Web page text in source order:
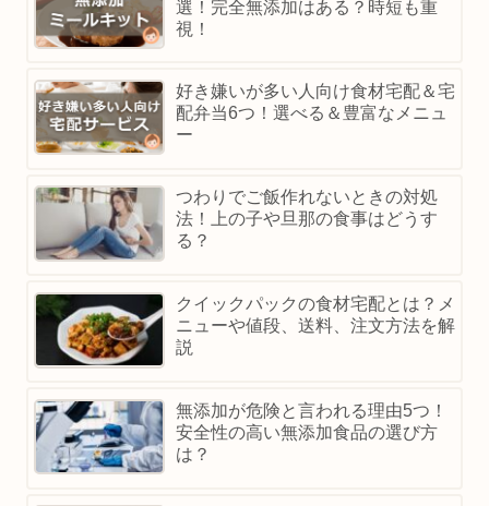
選！完全無添加はある？時短も重
視！
好き嫌いが多い人向け食材宅配＆宅
配弁当6つ！選べる＆豊富なメニュ
ー
つわりでご飯作れないときの対処
法！上の子や旦那の食事はどうす
る？
クイックパックの食材宅配とは？メ
ニューや値段、送料、注文方法を解
説
無添加が危険と言われる理由5つ！
安全性の高い無添加食品の選び方
は？